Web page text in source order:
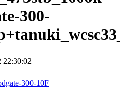
300-
22:30:02
300-10F